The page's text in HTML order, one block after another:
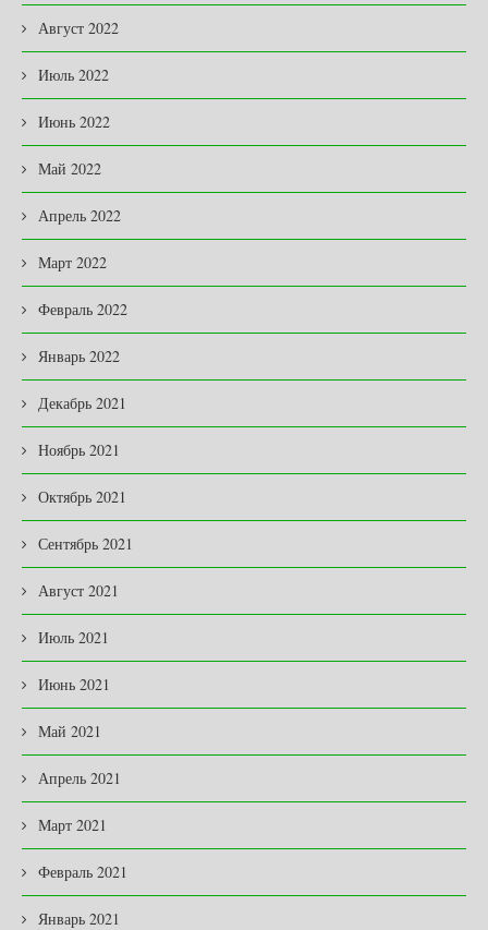
Август 2022
Июль 2022
Июнь 2022
Май 2022
Апрель 2022
Март 2022
Февраль 2022
Январь 2022
Декабрь 2021
Ноябрь 2021
Октябрь 2021
Сентябрь 2021
Август 2021
Июль 2021
Июнь 2021
Май 2021
Апрель 2021
Март 2021
Февраль 2021
Январь 2021